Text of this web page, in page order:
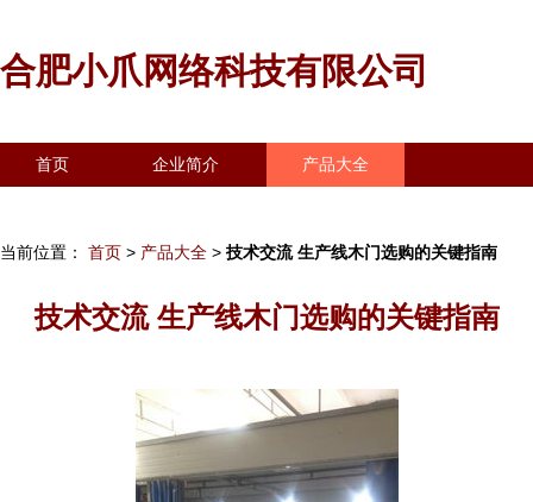
合肥小爪网络科技有限公司
首页 企业简介 产品大全
当前位置： 首页 > 产品大全 > 技术交流 生产线木门选购的关键指南
技术交流 生产线木门选购的关键指南